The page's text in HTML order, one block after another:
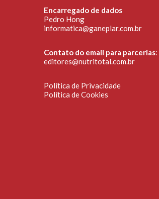
Encarregado de dados
Pedro Hong
informatica@ganeplar.com.br
Contato do email para parcerias:
editores@nutritotal.com.br
Política de Privacidade
Política de Cookies